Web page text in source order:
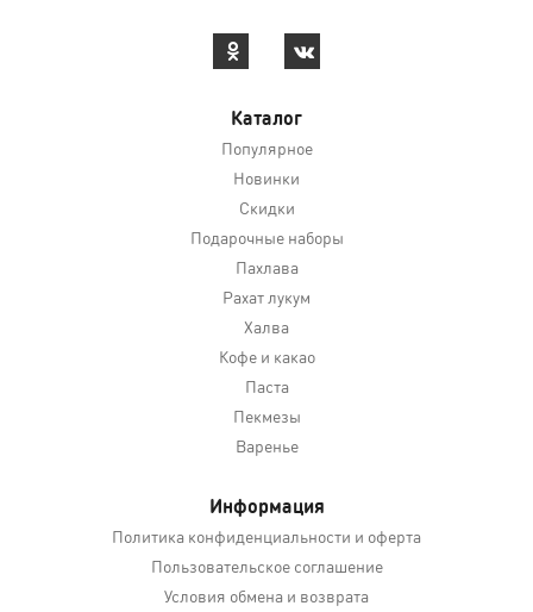
Каталог
Популярное
Новинки
Скидки
Подарочные наборы
Пахлава
Рахат лукум
Халва
Кофе и какао
Паста
Пекмезы
Варенье
Информация
Политика конфиденциальности и оферта
Пользовательское соглашение
Условия обмена и возврата